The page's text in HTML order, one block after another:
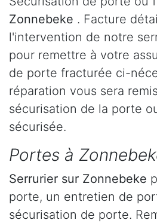
Zonnebeke . Facture
l'intervention de notre
pour remettre à votre
de porte fracturée ci-
réparation vous sera
sécurisation de la porte
sécurisée.
Portes à
Serrurier sur Zonnebeke
porte, un entretien de
sécurisation de porte.